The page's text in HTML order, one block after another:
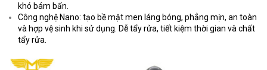
khó bám bẩn.
Công nghệ Nano: tạo bề mặt men láng bóng, phẳng mịn, an toàn
và hợp vệ sinh khi sử dụng. Dễ tẩy rửa, tiết kiệm thời gian và chất
tẩy rửa.